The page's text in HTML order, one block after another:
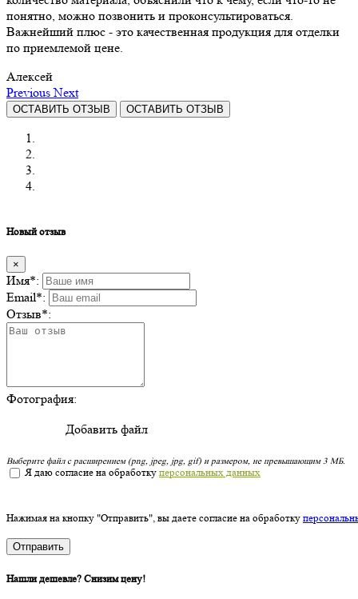
понятно, можно позвонить и проконсультироваться.
Важнейший плюс - это качественная продукция для отделки
по приемлемой цене.
Алексей
Previous Next
ОСТАВИТЬ ОТЗЫВ ОСТАВИТЬ ОТЗЫВ
Новый отзыв
×
Имя*:
Email*:
Отзыв*:
Фотография:
Добавить файл
Выберите файл с расширением (png, jpeg, jpg, gif) и размером, не превышающим 3 МБ.
Я даю согласие на обработку персональных данных
Нажимая на кнопку "Отправить", вы даете согласие на обработку
Отправить
Нашли дешевле? Снизим цену!